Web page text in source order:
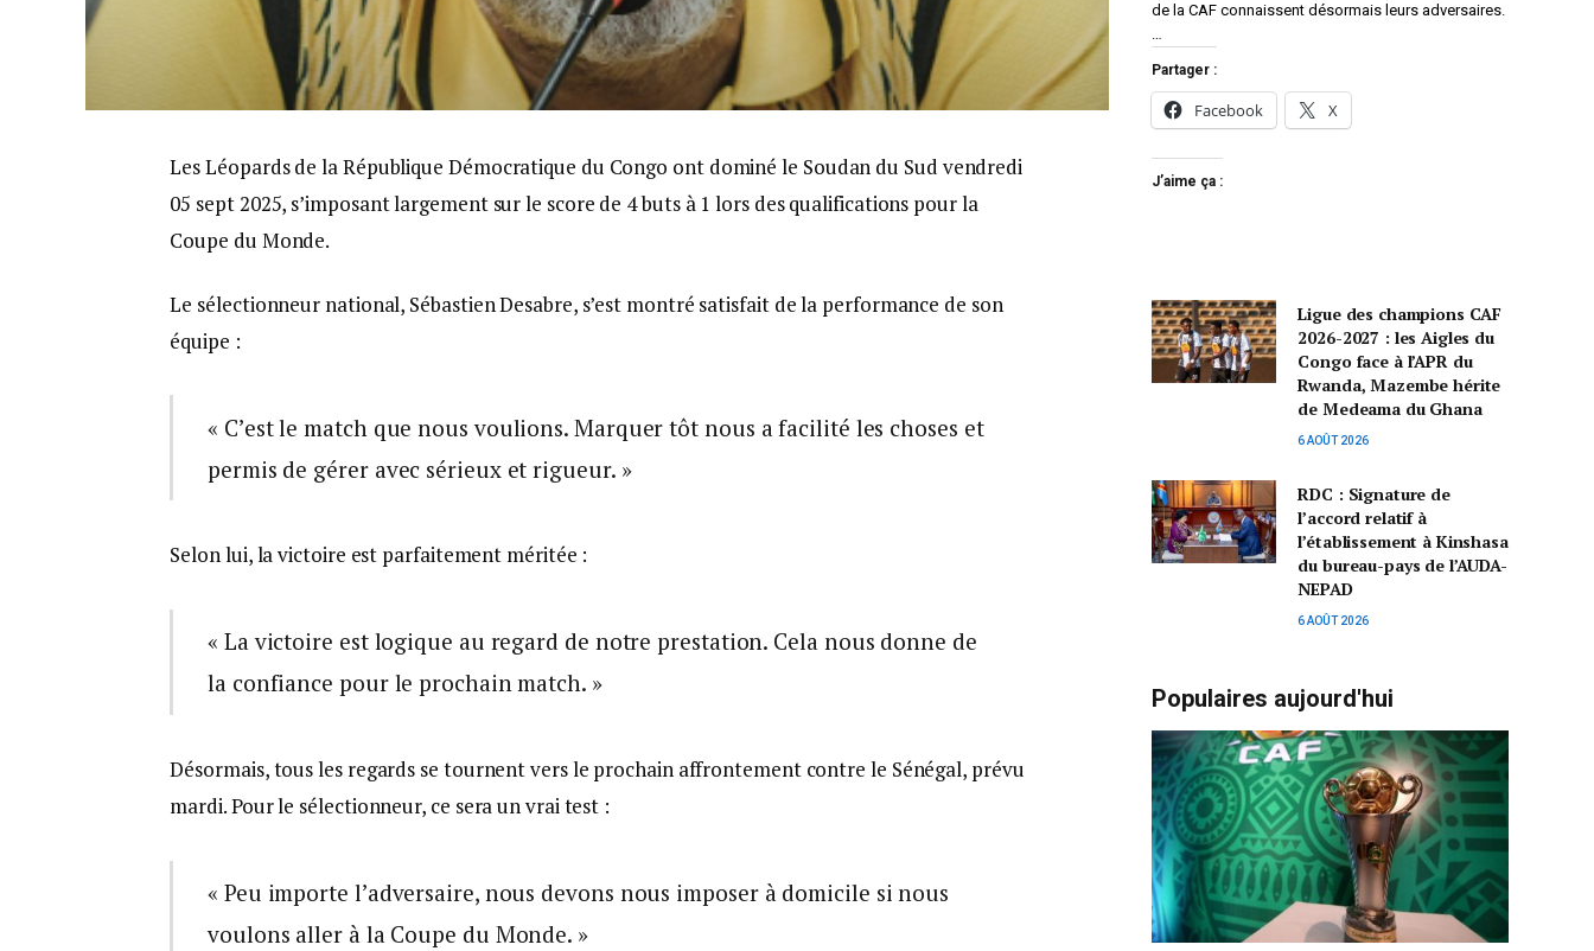
Les Léopards de la République Démocratique du Congo ont dominé le Soudan du Sud vendredi
05 sept 2025, s’imposant largement sur le score de 4 buts à 1 lors des qualifications pour la
Coupe du Monde.
Le sélectionneur national, Sébastien Desabre, s’est montré satisfait de la performance de son
équipe :
« C’est le match que nous voulions. Marquer tôt nous a facilité les choses et
permis de gérer avec sérieux et rigueur. »
Selon lui, la victoire est parfaitement méritée :
« La victoire est logique au regard de notre prestation. Cela nous donne de
la confiance pour le prochain match. »
Désormais, tous les regards se tournent vers le prochain affrontement contre le Sénégal, prévu
mardi. Pour le sélectionneur, ce sera un vrai test :
« Peu importe l’adversaire, nous devons nous imposer à domicile si nous
voulons aller à la Coupe du Monde. »
de la CAF connaissent désormais leurs adversaires.
…
Partager :
Facebook X
J’aime ça :
Ligue des champions CAF
2026-2027 : les Aigles du
Congo face à l’APR du
Rwanda, Mazembe hérite
de Medeama du Ghana
6 AOÛT 2026
RDC : Signature de
l’accord relatif à
l’établissement à Kinshasa
du bureau-pays de l’AUDA-
NEPAD
6 AOÛT 2026
Populaires aujourd'hui